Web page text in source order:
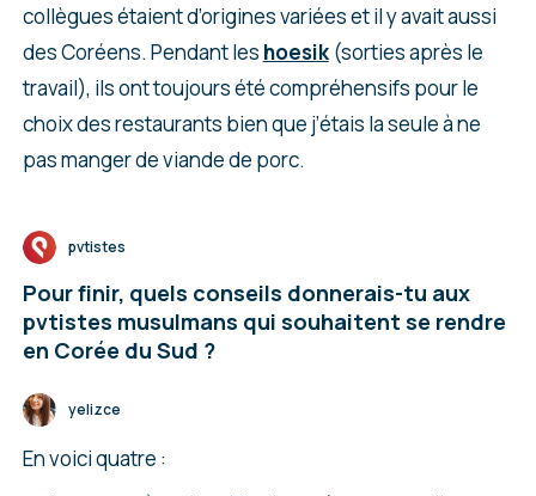
collègues étaient d’origines variées et il y avait aussi
des Coréens. Pendant les hoesik(sorties après le
travail), ils ont toujours été compréhensifs pour le
choix des restaurants bien que j’étais la seule à ne
pas manger de viande de porc.
pvtistes
Pour finir, quels conseils donnerais-tu aux
pvtistes musulmans qui souhaitent se rendre
en Corée du Sud ?
yelizce
En voici quatre :